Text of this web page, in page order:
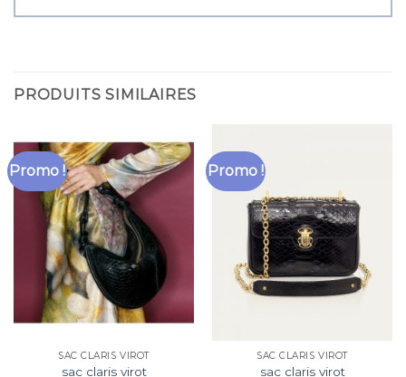
PRODUITS SIMILAIRES
Promo !
SAC CLARIS VIROT
sac claris virot
Promo !
SAC CLARIS VIROT
sac claris virot